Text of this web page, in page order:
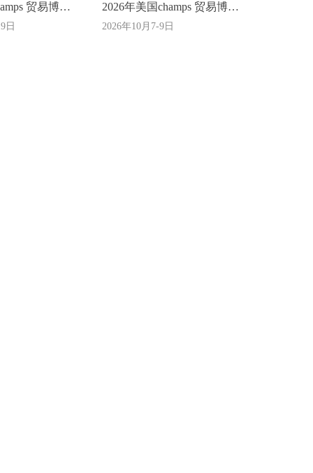
贸易博览
日
2026年美国champs 贸易博览
会-达拉斯
2026年10月7-9日